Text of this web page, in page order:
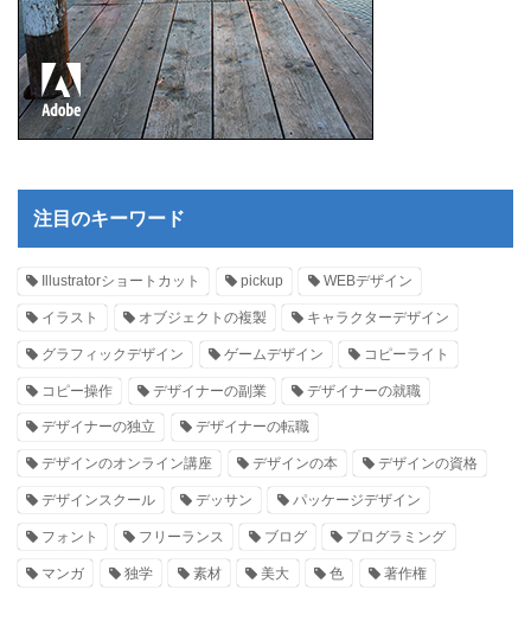
注目のキーワード
Illustratorショートカット pickup WEBデザイン
イラスト オブジェクトの複製 キャラクターデザイン
グラフィックデザイン ゲームデザイン コピーライト
コピー操作 デザイナーの副業 デザイナーの就職
デザイナーの独立 デザイナーの転職
デザインのオンライン講座 デザインの本 デザインの資格
デザインスクール デッサン パッケージデザイン
フォント フリーランス ブログ プログラミング
マンガ 独学 素材 美大 色 著作権